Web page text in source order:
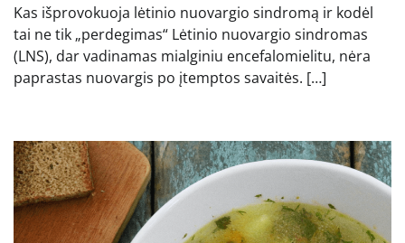
Kas išprovokuoja lėtinio nuovargio sindromą ir kodėl
tai ne tik „perdegimas“ Lėtinio nuovargio sindromas
(LNS), dar vadinamas mialginiu encefalomielitu, nėra
paprastas nuovargis po įtemptos savaitės. […]